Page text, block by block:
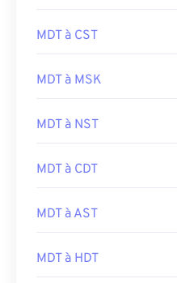
MDT à CST
MDT à MSK
MDT à NST
MDT à CDT
MDT à AST
MDT à HDT